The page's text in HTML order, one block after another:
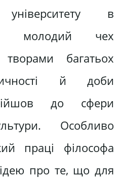
університету в
молодий чех
багатьох
й доби
до сфери
Особливо
праці філософа
про те, що для